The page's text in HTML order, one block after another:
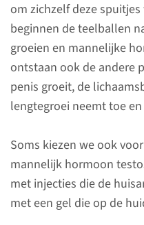
om zichzelf deze
beginnen de teelballen
groeien en mannelijke
ontstaan ook de andere
penis groeit, de
lengtegroei neemt toe
Soms kiezen we ook
mannelijk hormoon
met injecties die de
met een gel die op de
Wat is
spontaan op
doordat de
de hypofyse